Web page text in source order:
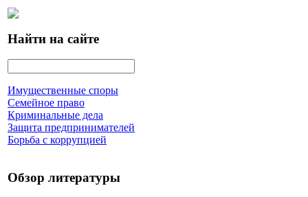
Найти на сайте
Имущественные споры
Семейное право
Криминальные дела
Защита предпринимателей
Борьба с коррупцией
Обзор литературы